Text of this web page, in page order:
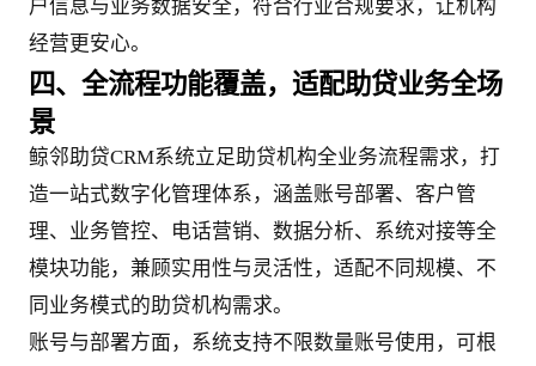
户信息与业务数据安全，符合行业合规要求，让机构
经营更安心。
四、全流程功能覆盖，适配助贷业务全场
景
鲸邻助贷CRM系统立足助贷机构全业务流程需求，打
造一站式数字化管理体系，涵盖账号部署、客户管
理、业务管控、电话营销、数据分析、系统对接等全
模块功能，兼顾实用性与灵活性，适配不同规模、不
同业务模式的助贷机构需求。
账号与部署方面，系统支持不限数量账号使用，可根